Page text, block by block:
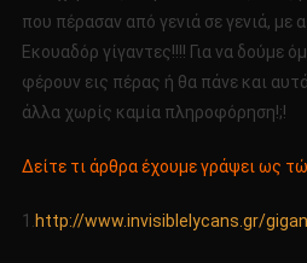
που πέρασαν από γενιά σε γενιά,
Εκουαδόρ γίγαντες!!!! Για να δούμε
φέρουν εις πέρας ή θα πάνε και
άλλα χωρίς καμία πληροφόρηση!;!
Δείτε τι άρθρα έχουμε γράψει ως
1. http://www.invisiblelycans.gr/